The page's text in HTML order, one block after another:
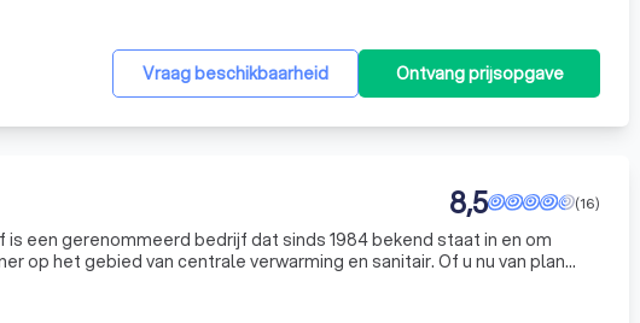
Vraag beschikbaarheid Ontvang prijsopgave
(16)
8,5
een gerenommeerd bedrijf dat sinds 1984 bekend staat in en om
op het gebied van centrale verwarming en sanitair. Of u nu van plan